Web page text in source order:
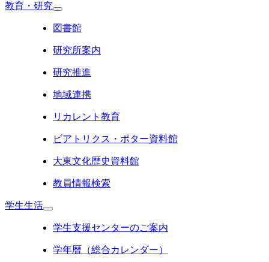
教育・研究
図書館
研究所案内
研究推進
地域連携
リカレント教育
ビアトリクス・ポター資料館
大東文化歴史資料館
教員情報検索
学生生活
学生支援センターのご案内
学年暦（総合カレンダー）